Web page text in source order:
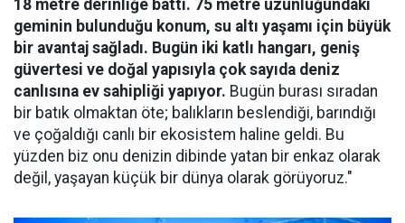
18 metre derinliğe battı. 75 metre uzunluğundaki
geminin bulunduğu konum, su altı yaşamı için büyük
bir avantaj sağladı. Bugün iki katlı hangarı, geniş
güvertesi ve doğal yapısıyla çok sayıda deniz
canlısına ev sahipliği yapıyor. Bugün burası sıradan
bir batık olmaktan öte; balıkların beslendiği, barındığı
ve çoğaldığı canlı bir ekosistem haline geldi. Bu
yüzden biz onu denizin dibinde yatan bir enkaz olarak
değil, yaşayan küçük bir dünya olarak görüyoruz."